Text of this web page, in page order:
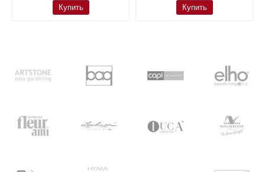
Купить Купить